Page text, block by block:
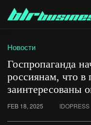
Новости
Госпропаганда
россиянам, что
заинтересованы
FEB 18, 2025 IDOPRESS